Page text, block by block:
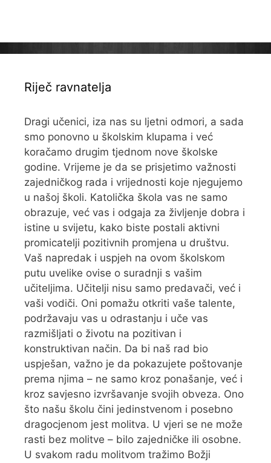
Riječ ravnatelja
Dragi učenici, iza nas su ljetni odmori, a sada
smo ponovno u školskim klupama i već
koračamo drugim tjednom nove školske
godine. Vrijeme je da se prisjetimo važnosti
zajedničkog rada i vrijednosti koje njegujemo
u našoj školi. Katolička škola vas ne samo
obrazuje, već vas i odgaja za življenje dobra i
istine u svijetu, kako biste postali aktivni
promicatelji pozitivnih promjena u društvu.
Vaš napredak i uspjeh na ovom školskom
putu uvelike ovise o suradnji s vašim
učiteljima. Učitelji nisu samo predavači, već i
vaši vodiči. Oni pomažu otkriti vaše talente,
podržavaju vas u odrastanju i uče vas
razmišljati o životu na pozitivan i
konstruktivan način. Da bi naš rad bio
uspješan, važno je da pokazujete poštovanje
prema njima – ne samo kroz ponašanje, već i
kroz savjesno izvršavanje svojih obveza. Ono
što našu školu čini jedinstvenom i posebno
dragocjenom jest molitva. U vjeri se ne može
rasti bez molitve – bilo zajedničke ili osobne.
U svakom radu molitvom tražimo Božji